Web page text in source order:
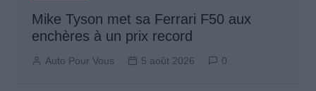
Mike Tyson met sa Ferrari F50 aux
enchères à un prix record
Auto Pour Vous 5 août 2026 0